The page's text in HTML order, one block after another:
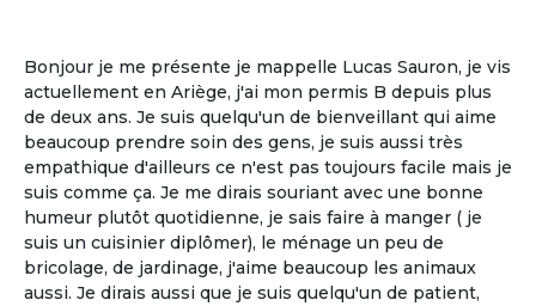
Bonjour je me présente je mappelle Lucas Sauron, je vis
actuellement en Ariège, j'ai mon permis B depuis plus
de deux ans. Je suis quelqu'un de bienveillant qui aime
beaucoup prendre soin des gens, je suis aussi très
empathique d'ailleurs ce n'est pas toujours facile mais je
suis comme ça. Je me dirais souriant avec une bonne
humeur plutôt quotidienne, je sais faire à manger ( je
suis un cuisinier diplômer), le ménage un peu de
bricolage, de jardinage, j'aime beaucoup les animaux
aussi. Je dirais aussi que je suis quelqu'un de patient,